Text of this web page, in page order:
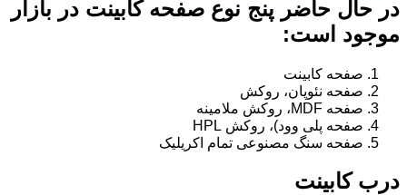
در حال حاضر پنج نوع صفحه کابینت در بازار
موجود است:
صفحه کابینت
صفحه نئوپان، روکش
صفحه MDF، روکش ملامینه
صفحه پلی وود)، روکش HPL
صفحه سنگ مصنوعی تمام اکریلیک
درب کابینت